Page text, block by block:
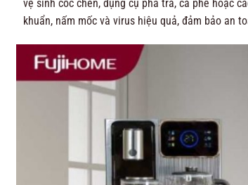
vệ sinh cốc chén, dụng cụ pha trà, cà phê hoặc
khuẩn, nấm mốc và virus hiệu quả, đảm bảo an